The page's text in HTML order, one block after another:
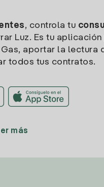
, controla tu
Luz. Es tu aplicación
aportar la lectura
todos tus contratos.
más